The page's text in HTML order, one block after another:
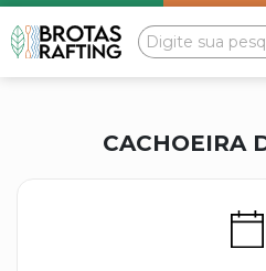
CACHOEIRA